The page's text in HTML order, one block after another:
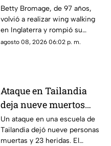
propio récord Guinness
en las alturas
Betty Bromage, de 97 años,
volvió a realizar wing walking
en Inglaterra y rompió su
propio récord Guinness tras
agosto 08, 2026 06:02 p. m.
Ataque en Tailandia
deja nueve muertos
tras agresión en una
escuela
Un ataque en una escuela de
Tailandia dejó nueve personas
muertas y 23 heridas. El